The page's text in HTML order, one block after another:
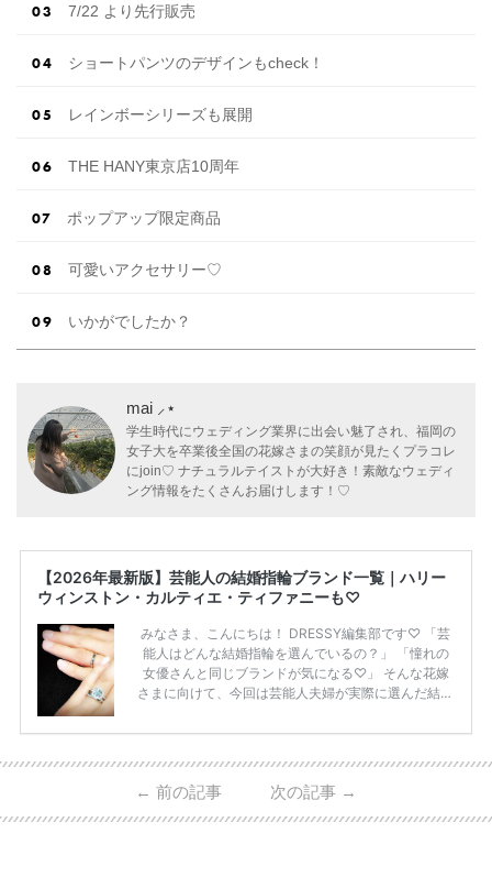
7/22 より先行販売
ショートパンツのデザインもcheck！
レインボーシリーズも展開
THE HANY東京店10周年
ポップアップ限定商品
可愛いアクセサリー♡
いかがでしたか？
mai ⸝⋆
学生時代にウェディング業界に出会い魅了され、福岡の
女子大を卒業後全国の花嫁さまの笑顔が見たくプラコレ
にjoin♡ ナチュラルテイストが大好き！素敵なウェディ
ング情報をたくさんお届けします！♡
【2026年最新版】芸能人の結婚指輪ブランド一覧｜ハリー
ウィンストン・カルティエ・ティファニーも♡
みなさま、こんにちは！ DRESSY編集部です♡ 「芸
能人はどんな結婚指輪を選んでいるの？」 「憧れの
女優さんと同じブランドが気になる♡」 そんな花嫁
さまに向けて、今回は芸能人夫婦が実際に選んだ結婚
ーウィンストンやカルティエ、ティファニーなど世界
日本で人気のブランドまで幅広くご紹介。 さらに、
・愛用している芸能人夫婦 ・リングの特徴や魅力 ・
← 前の記事 次の記事 →